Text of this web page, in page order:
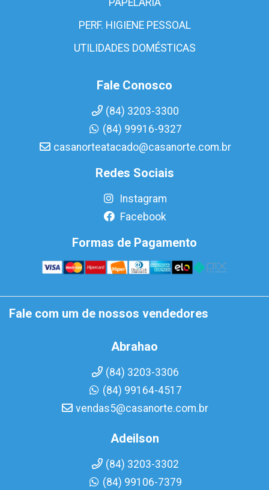
PAPELARIA
PERF. HIGIENE PESSOAL
UTILIDADES DOMÉSTICAS
Fale Conosco
(84) 3203-3300
(84) 99916-9327
casanorteatacado@casanorte.com.br
Redes Sociais
Instagram
Facebook
Formas de Pagamento
Fale com um de nossos vendedores
Abrahao
(84) 3203-3306
(84) 99164-4517
vendas5@casanorte.com.br
Adeilson
(84) 3203-3302
(84) 99106-7379